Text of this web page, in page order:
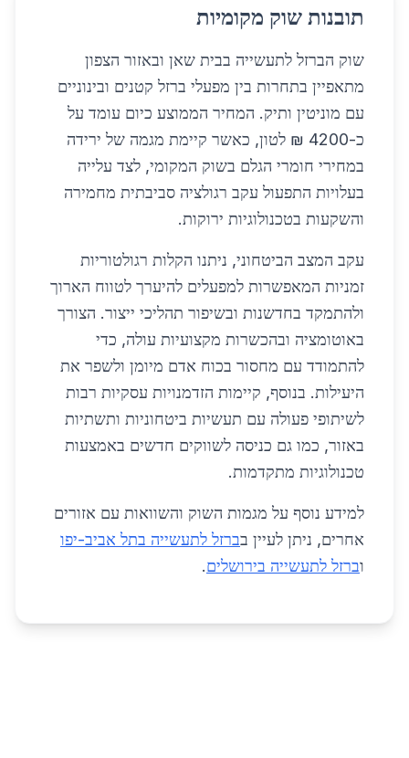
תובנות שוק מקומיות
שוק הברזל לתעשייה בבית שאן ובאזור הצפון
מתאפיין בתחרות בין מפעלי ברזל קטנים ובינוניים
עם מוניטין ותיק. המחיר הממוצע כיום עומד על
כ-4200 ₪ לטון, כאשר קיימת מגמה של ירידה
במחירי חומרי הגלם בשוק המקומי, לצד עלייה
בעלויות התפעול עקב רגולציה סביבתית מחמירה
והשקעות בטכנולוגיות ירוקות.
עקב המצב הביטחוני, ניתנו הקלות רגולטוריות
זמניות המאפשרות למפעלים להיערך לטווח הארוך
ולהתמקד בחדשנות ובשיפור תהליכי ייצור. הצורך
באוטומציה ובהכשרות מקצועיות עולה, כדי
להתמודד עם מחסור בכוח אדם מיומן ולשפר את
היעילות. בנוסף, קיימות הזדמנויות עסקיות רבות
לשיתופי פעולה עם תעשיות ביטחוניות ותשתיות
באזור, כמו גם כניסה לשווקים חדשים באמצעות
טכנולוגיות מתקדמות.
למידע נוסף על מגמות השוק והשוואות עם אזורים
אחרים, ניתן לעיין בברזל לתעשייה בתל אביב-יפו
וברזל לתעשייה בירושלים.